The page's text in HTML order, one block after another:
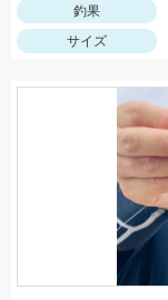
釣果
サイズ